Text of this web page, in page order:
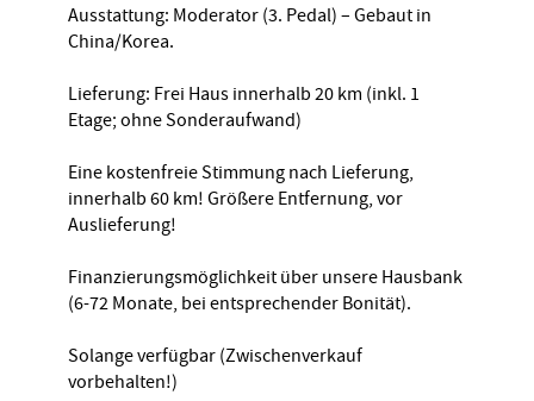
Ausstattung: Moderator (3. Pedal) – Gebaut in
China/Korea.
Lieferung: Frei Haus innerhalb 20 km (inkl. 1
Etage; ohne Sonderaufwand)
Eine kostenfreie Stimmung nach Lieferung,
innerhalb 60 km! Größere Entfernung, vor
Auslieferung!
Finanzierungsmöglichkeit über unsere Hausbank
(6-72 Monate, bei entsprechender Bonität).
Solange verfügbar (Zwischenverkauf
vorbehalten!)